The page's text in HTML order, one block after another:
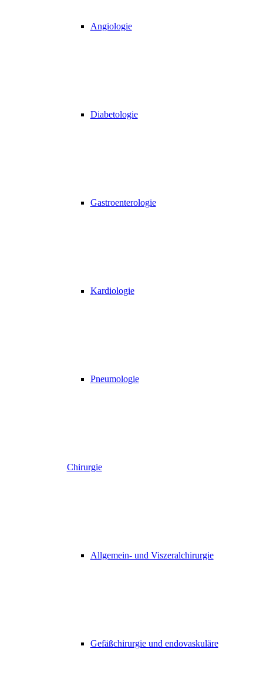
Angiologie
Diabetologie
Gastroenterologie
Kardiologie
Pneumologie
Chirurgie
Allgemein- und Viszeralchirurgie
Gefäßchirurgie und endovaskuläre